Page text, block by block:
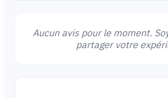
Aucun avis pour le moment.
partager votre